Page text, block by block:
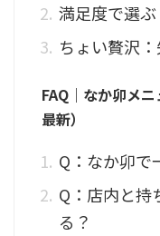
満足度で選
ちょい贅沢
FAQ｜なか卯メ
最新）
Q：なか卯で
Q：店内と持
る？